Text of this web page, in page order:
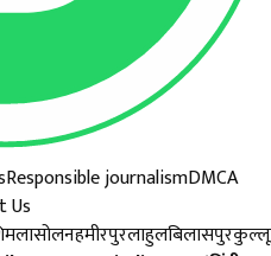
Responsible journalismDMCA
Us
सोलनहमीरपुरलाहुलबिलासपुरकुल्लू